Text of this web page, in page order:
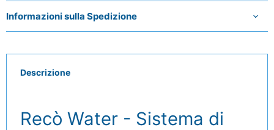
Informazioni sulla Spedizione
Descrizione
Recò Water - Sistema di